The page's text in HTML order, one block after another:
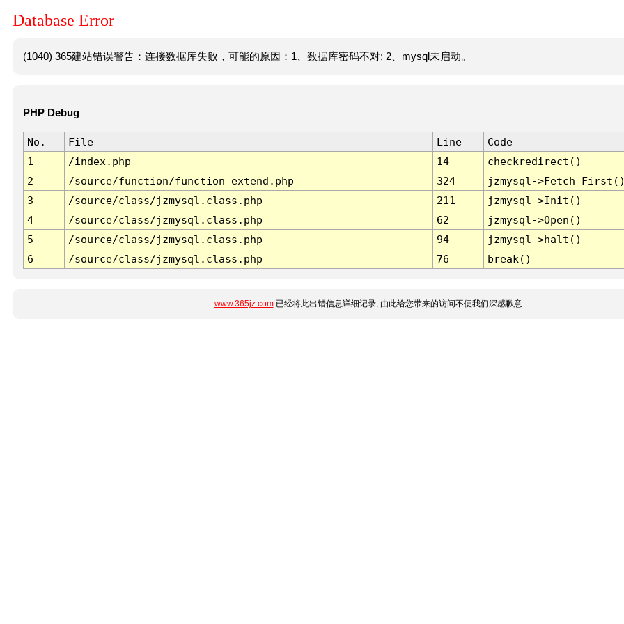
Database Error
(1040) 365建站错误警告：连接数据库失败，可能的原因：1、数据库密码不对; 2、mysql未启动。
PHP Debug
No. File Line
Code
1
/index.php 14
checkredirect()
2
/source/function/function_extend.php 324
jzmysql-
3
/source/class/jzmysql.class.php 211
jzmysql->Init()
4
/source/class/jzmysql.class.php 62
jzmysql->Open()
5
/source/class/jzmysql.class.php 94
jzmysql->halt()
6
/source/class/jzmysql.class.php 76 break()
www.365jz.com已经将此出错信息详细记录, 由此给您带来的访问不便我们深感歉意.